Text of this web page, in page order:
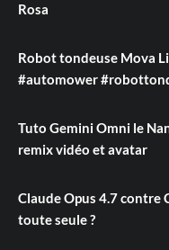
Rosa
Robot tondeuse Mova
#automower
Tuto Gemini Omni le
remix vidéo et avatar
Claude Opus 4.7 contre
toute seule ?